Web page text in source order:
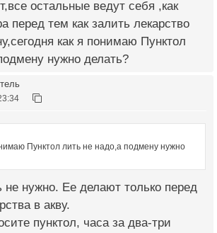
остальные ведут себя ,как
перед тем как залить лекарство
как я понимаю Пунктол
нужно делать?
Пунктол лить не надо,а подмену нужно
не нужно. Ее делают только перед
в акву.
пунктол, часа за два-три